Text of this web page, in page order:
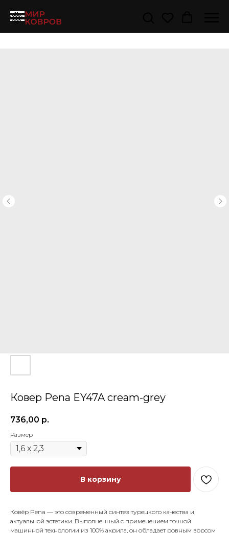
Ковер Pena EY47A cream-grey
736,00 р.
Размер
В корзину
Ковёр Pena — это современный синтез турецкого качества и
актуальной эстетики. Выполненный с применением точной
машинной технологии из 100% акрила, он обладает ровным ворсом